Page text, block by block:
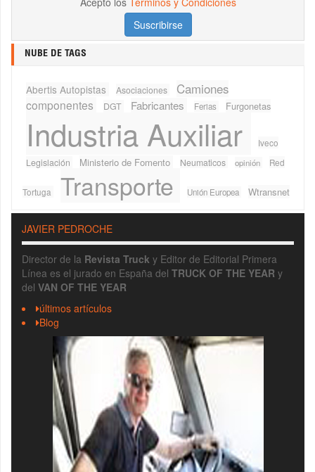
NUBE DE TAGS
Abertis Autopistas Asociaciones Camiones
componentes DGT Fabricantes Ferias Furgonetas
Industria Auxiliar
Iveco
Legislación
Ministerio de Fomento Neumaticos opinión Red
Tortuga Transporte Unión Europea Wtransnet
JAVIER PEDROCHE
Director de la Revista Truck y Editor de Editorial Primera
Línea es el jurado en España del TRUCK OF THE YEAR y
del VAN OF THE YEAR
últimos artículos
Blog